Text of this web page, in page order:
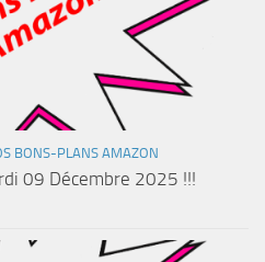
BONS-PLANS AMAZON
09 Décembre 2025 !!!